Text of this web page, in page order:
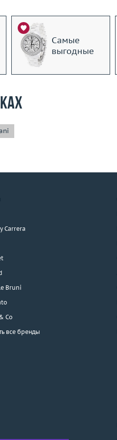
Самые
выгодные
Carrera
Bruni
Co
все бренды